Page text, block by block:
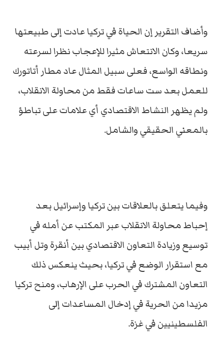
وأضاف التقرير إن الحياة في تركيا عادت إلى طبيعتها
سريعا، وكان الانتعاش مثيرا للإعجاب نظرا لسرعته
ونطاقه الواسع، فعلى سبيل المثال عاد مطار أتاتورك
للعمل بعد ست ساعات فقط من محاولة الانقلاب،
ولم يظهر النشاط الاقتصادي أي علامات على تباطؤ
بالمعني الحقيقي والشامل.
وفيما يتعلق بالعلاقات بين تركيا وإسرائيل بعد
إحباط محاولة الانقلاب عبر المكتب عن أمله في
توسيع وزيادة التعاون الاقتصادي بين أنقرة وتل أبيب
مع استقرار الوضع في تركيا، بحيث ينعكس ذلك
التعاون المشترك في الحرب على الإرهاب، ومنح تركيا
مزيدا من الحرية في إدخال المساعدات إلى
الفلسطينيين في غزة.